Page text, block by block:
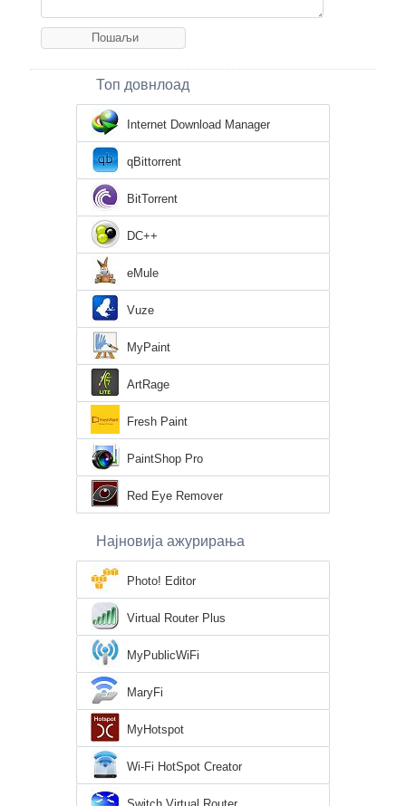
Топ довнлоад
Internet Download Manager
qBittorrent
BitTorrent
DC++
eMule
Vuze
MyPaint
ArtRage
Fresh Paint
PaintShop Pro
Red Eye Remover
Најновија ажурирања
Photo! Editor
Virtual Router Plus
MyPublicWiFi
MaryFi
MyHotspot
Wi-Fi HotSpot Creator